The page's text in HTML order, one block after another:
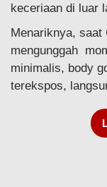
keceriaan di luar
Menariknya, saat
mengunggah
minimalis, body
terekspos,